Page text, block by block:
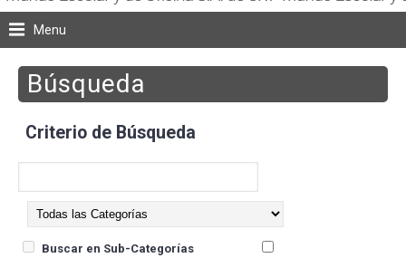
Menu
Búsqueda
Criterio de Búsqueda
Buscar en Sub-Categorías